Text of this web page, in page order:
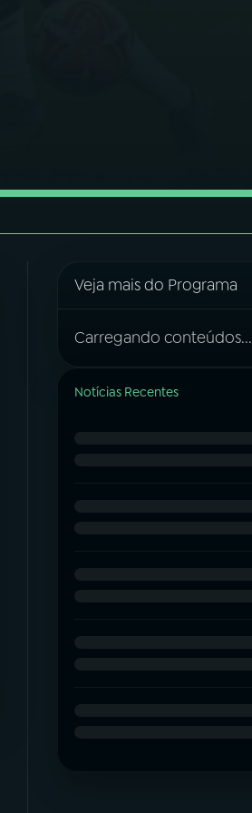
Veja mais do Programa
Carregando conteúdos...
Notícias Recentes